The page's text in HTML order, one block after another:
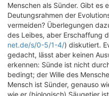
Menschen als Sünder. Gibt es
Deutungsrahmen der
vermeiden? Überlegungen
des Leibes, aber Erschaffung
net.de/s/0-5/1-4/) diskutiert.
gedacht, lässt aber keinen
erkennen: Sünde ist nicht
bedingt; der Wille des
Mensch ist Sünder, genauso
wie er (biologisch) Säugetier ist.